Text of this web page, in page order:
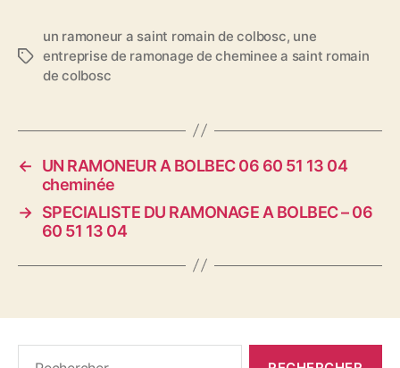
É
u
t
e
un ramoneur a saint romain de colbosc, une
entreprise de ramonage de cheminee a saint romain
de colbosc
←
UN RAMONEUR A BOLBEC 06 60 51 13 04
cheminée
→ SPECIALISTE DU RAMONAGE A BOLBEC – 06
60 51 13 04